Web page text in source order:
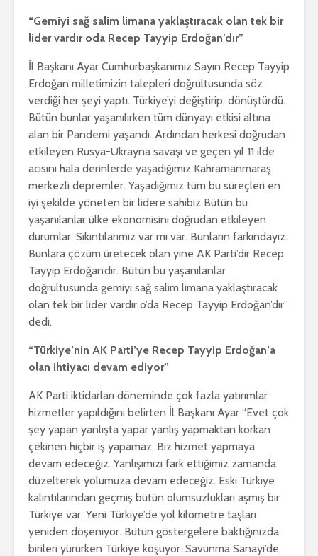
“Gemiyi sağ salim limana yaklaştıracak olan tek bir
lider vardır oda Recep Tayyip Erdoğan’dır”
İl Başkanı Ayar Cumhurbaşkanımız Sayın Recep Tayyip
Erdoğan milletimizin talepleri doğrultusunda söz
verdiği her şeyi yaptı. Türkiye’yi değiştirip, dönüştürdü.
Bütün bunlar yaşanılırken tüm dünyayı etkisi altına
alan bir Pandemi yaşandı. Ardından herkesi doğrudan
etkileyen Rusya-Ukrayna savaşı ve geçen yıl 11 ilde
acısını hala derinlerde yaşadığımız Kahramanmaraş
merkezli depremler. Yaşadığımız tüm bu süreçleri en
iyi şekilde yöneten bir lidere sahibiz Bütün bu
yaşanılanlar ülke ekonomisini doğrudan etkileyen
durumlar. Sıkıntılarımız var mı var. Bunların farkındayız.
Bunlara çözüm üretecek olan yine AK Parti’dir Recep
Tayyip Erdoğan’dır. Bütün bu yaşanılanlar
doğrultusunda gemiyi sağ salim limana yaklaştıracak
olan tek bir lider vardır o’da Recep Tayyip Erdoğan’dır”
dedi.
“Türkiye’nin AK Parti’ye Recep Tayyip Erdoğan’a
olan ihtiyacı devam ediyor”
AK Parti iktidarları döneminde çok fazla yatırımlar
hizmetler yapıldığını belirten İl Başkanı Ayar “Evet çok
şey yapan yanlışta yapar yanlış yapmaktan korkan
çekinen hiçbir iş yapamaz. Biz hizmet yapmaya
devam edeceğiz. Yanlışımızı fark ettiğimiz zamanda
düzelterek yolumuza devam edeceğiz. Eski Türkiye
kalıntılarından geçmiş bütün olumsuzlukları aşmış bir
Türkiye var. Yeni Türkiye’de yol kilometre taşları
yeniden döşeniyor. Bütün göstergelere baktığınızda
birileri yürürken Türkiye koşuyor. Savunma Sanayi’de,